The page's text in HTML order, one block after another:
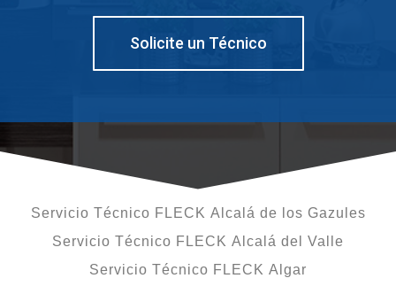
Solicite un Técnico
Servicio Técnico FLECK Alcalá de los Gazules
Servicio Técnico FLECK Alcalá del Valle
Servicio Técnico FLECK Algar